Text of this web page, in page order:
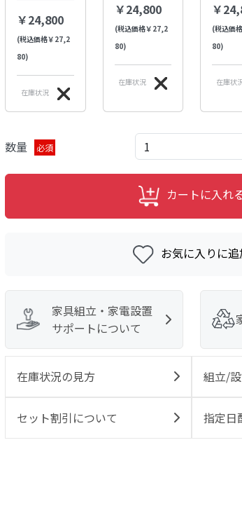
￥24,800
(税込価格￥27,2
80)
在庫状況
￥24,800
(税込価格￥27,2
80)
在庫状況
￥
(税込価
80)
在庫状
数量 必須
カートに入れ
お気に入りに追
家具組立・家電設置
サポートについて
在庫状況の見方 組立/
セット割引について 指定日